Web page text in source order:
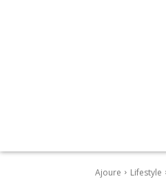
Ajoure Lifestyle